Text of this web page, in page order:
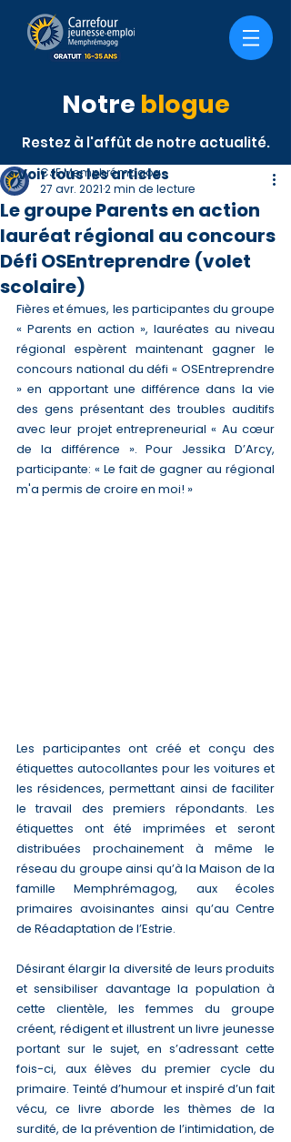
Notre blogue
Restez à l'affût de notre actualité.
Le groupe Parents en action
lauréat régional au concours
Défi OSEntreprendre (volet
scolaire)
CJE Memphrémagog
27 avr. 20212 min de lecture
Fières et émues, les participantes du groupe
« Parents en action », lauréates au niveau
régional espèrent maintenant gagner le
concours national du défi « OSEntreprendre
» en apportant une différence dans la vie
des gens présentant des troubles auditifs
avec leur projet entrepreneurial « Au cœur
de la différence ». Pour Jessika D’Arcy,
participante: « Le fait de gagner au régional
m'a permis de croire en moi! »
Les participantes ont créé et conçu des
étiquettes autocollantes pour les voitures et
les résidences, permettant ainsi de faciliter
le travail des premiers répondants. Les
étiquettes ont été imprimées et seront
distribuées prochainement à même le
réseau du groupe ainsi qu’à la Maison de la
famille Memphrémagog, aux écoles
primaires avoisinantes ainsi qu’au Centre
de Réadaptation de l’Estrie.
Désirant élargir la diversité de leurs produits
et sensibiliser davantage la population à
cette clientèle, les femmes du groupe
créent, rédigent et illustrent un livre jeunesse
portant sur le sujet, en s’adressant cette
fois-ci, aux élèves du premier cycle du
primaire. Teinté d’humour et inspiré d’un fait
vécu, ce livre aborde les thèmes de la
surdité, de la prévention de l’intimidation, de
< Voir tous les articles